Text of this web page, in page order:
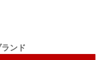
ンド